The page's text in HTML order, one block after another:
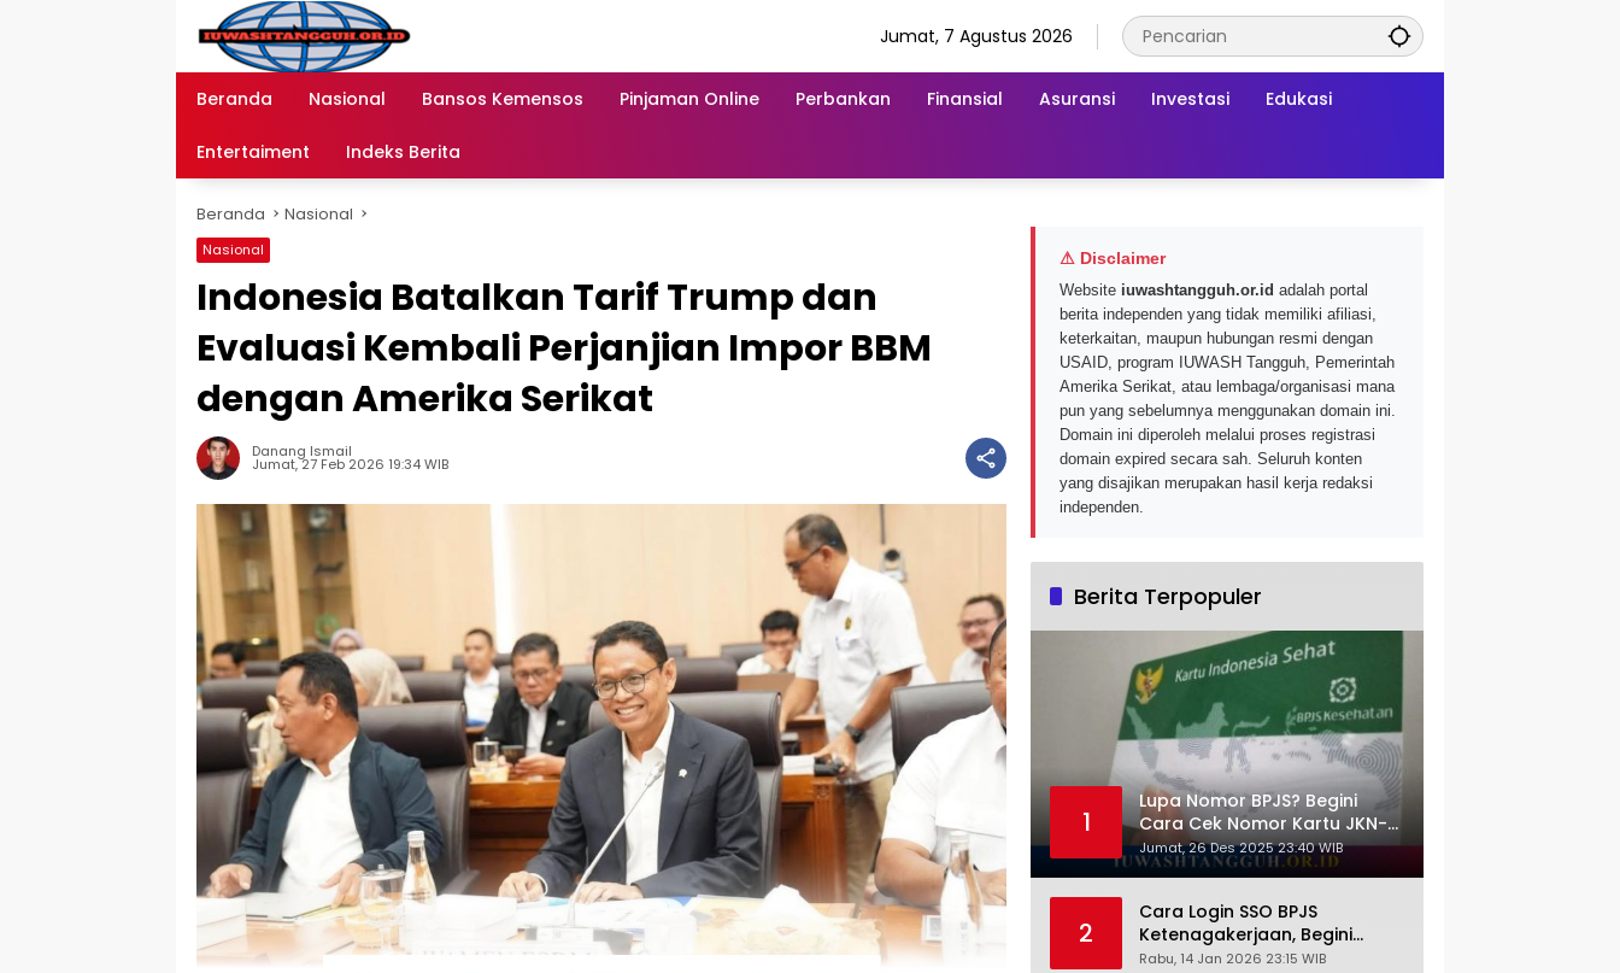
Jumat, 7 Agustus 2026
Beranda Nasional Bansos Kemensos Pinjaman Online Perbankan Finansial Asuransi Investasi Edukasi
Entertaiment Indeks Berita
Beranda Nasional
Nasional
Indonesia Batalkan Tarif Trump dan
Evaluasi Kembali Perjanjian Impor BBM
dengan Amerika Serikat
Danang Ismail
Jumat, 27 Feb 2026 19:34 WIB
⚠ Disclaimer
Website iuwashtangguh.or.id adalah portal
berita independen yang tidak memiliki afiliasi,
keterkaitan, maupun hubungan resmi dengan
USAID, program IUWASH Tangguh, Pemerintah
Amerika Serikat, atau lembaga/organisasi mana
pun yang sebelumnya menggunakan domain ini.
Domain ini diperoleh melalui proses registrasi
domain expired secara sah. Seluruh konten
yang disajikan merupakan hasil kerja redaksi
independen.
Berita Terpopuler
1
Lupa Nomor BPJS? Begini
Cara Cek Nomor Kartu JKN-
KIS dengan NIK KTP
Jumat, 26 Des 2025 23:40 WIB
2
Cara Login SSO BPJS
Ketenagakerjaan, Begini
Tutorial Lengkap dan
Rabu, 14 Jan 2026 23:15 WIB